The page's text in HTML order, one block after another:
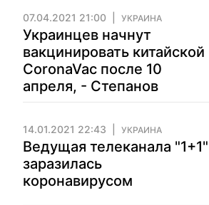
07.04.2021 21:00 УКРАИНА
Украинцев начнут
вакцинировать китайской
CoronaVac после 10
апреля, - Степанов
14.01.2021 22:43 УКРАИНА
Ведущая телеканала "1+1"
заразилась
коронавирусом